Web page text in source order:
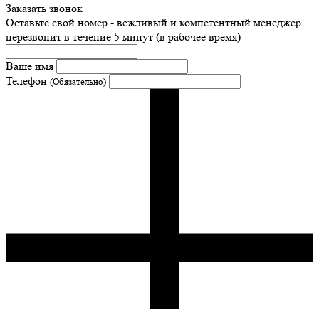
Заказать звонок
Оставьте свой номер - вежливый и компетентный менеджер
перезвонит в течение 5 минут (в рабочее время)
Ваше имя
Телефон (Обязательно)